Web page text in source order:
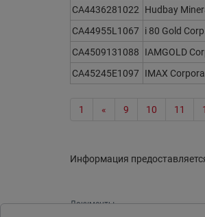
CA4436281022
Hudbay
CA44955L1067 i 80 Gold Corp.
CA4509131088
IAMGOLD
CA45245E1097 IMAX
1 « 9 10 11
Информация
Документы